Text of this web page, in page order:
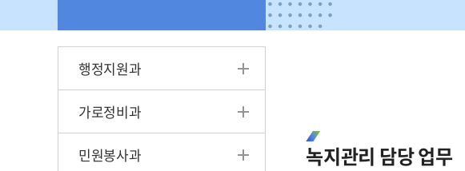
행정지원과
가로정비과
민원봉사과 녹지관리 담당 업무